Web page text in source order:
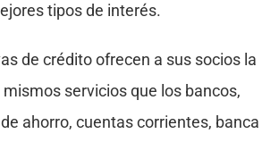
tipos de interés.
de crédito ofrecen a sus socios la
servicios que los bancos,
ahorro, cuentas corrientes, banca